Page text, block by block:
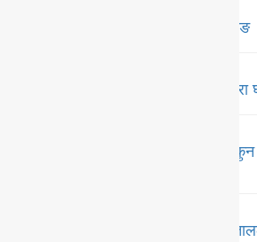
‘प्रतिभा’ उत्पादनमा प्रतिभा माविको छलाङ
पोखरामा सवारी दुर्घटना : बुवाको मृत्यु छोरा
गण्डकीमा मन्त्रालय भागवण्डा टुङ्गियो,
पोखरामा धनमाया घट्ना दोहोरियो,